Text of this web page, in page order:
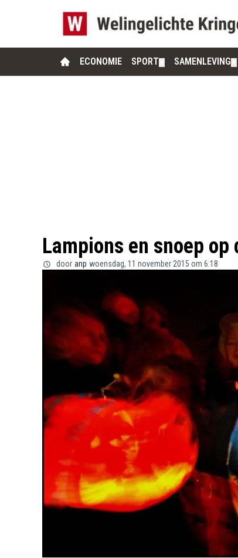
ECONOMIE SPORT SAMENLEVING
Lampions en snoep
door anp woensdag, 11 november 2015 om 6:18